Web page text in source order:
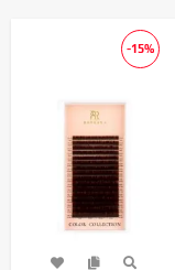
-15%